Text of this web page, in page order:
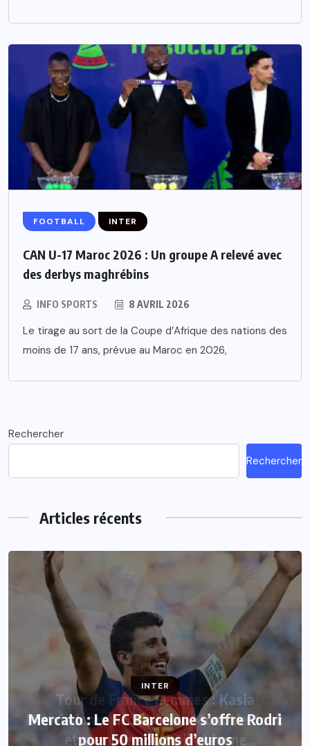
FOOTBALL INTER
CAN U-17 Maroc 2026 : Un groupe A relevé avec
des derbys maghrébins
INFO SPORTS 8 AVRIL 2026
Le tirage au sort de la Coupe d’Afrique des nations des
moins de 17 ans, prévue au Maroc en 2026,
Rechercher
Rechercher
Articles récents
INTER
Mercato : Le FC Barcelone s’offre Rodri
pour 50 millions d’euros